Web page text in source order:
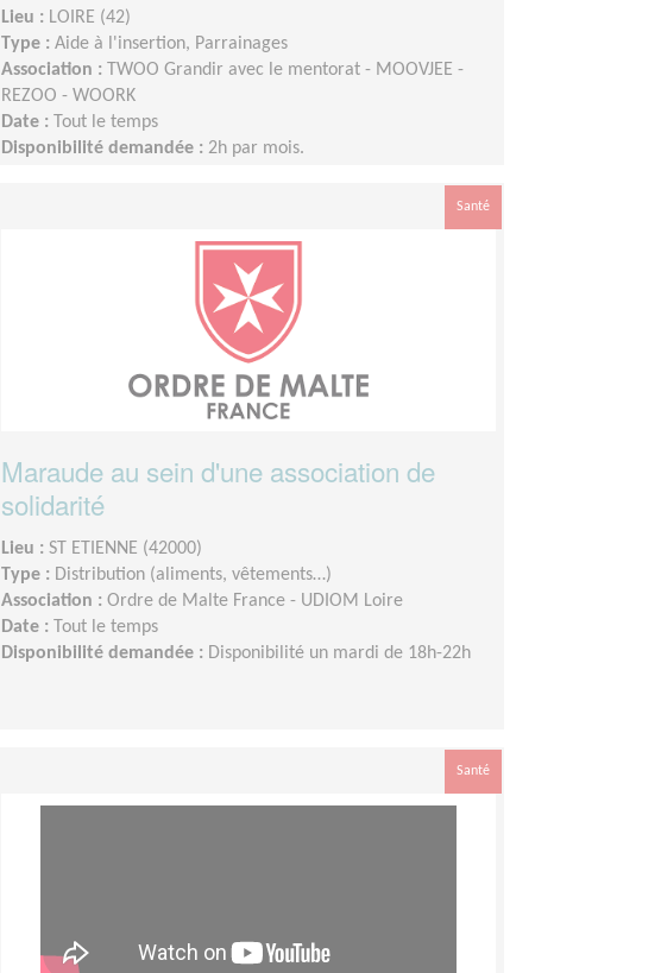
Lieu : LOIRE (42)
Type : Aide à l'insertion, Parrainages
Association :
TWOO Grandir avec le mentorat - MOOVJEE -
REZOO - WOORK
Date :
Tout le temps
Disponibilité demandée : 2h par mois.
Santé
Maraude au sein d'une association de
solidarité
Lieu : ST ETIENNE (42000)
Type : Distribution (aliments, vêtements…)
Association : Ordre de Malte France - UDIOM Loire
Date :
Tout le temps
Disponibilité demandée : Disponibilité un mardi de 18h-22h
Santé